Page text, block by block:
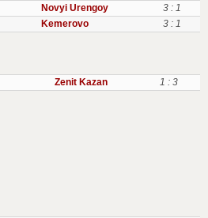
Novyi Urengoy
3 : 1
Kemerovo 3 : 1
Zenit Kazan 1 : 3